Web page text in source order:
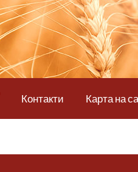
Контакти Карта на